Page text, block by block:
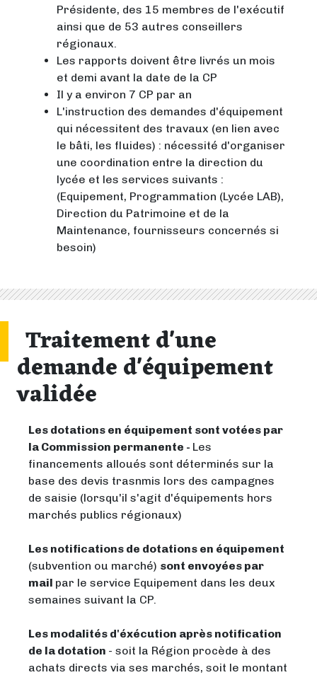
Présidente, des 15 membres de l'exécutif
ainsi que de 53 autres conseillers
régionaux.
Les rapports doivent être livrés un mois
et demi avant la date de la CP
Il y a environ 7 CP par an
L'instruction des demandes d'équipement
qui nécessitent des travaux (en lien avec
le bâti, les fluides) : nécessité d'organiser
une coordination entre la direction du
lycée et les services suivants :
(Equipement, Programmation (Lycée LAB),
Direction du Patrimoine et de la
Maintenance, fournisseurs concernés si
besoin)
Traitement d'une
demande d'équipement
validée
Les dotations en équipement sont votées par
la Commission permanente - Les
financements alloués sont déterminés sur la
base des devis trasnmis lors des campagnes
de saisie (lorsqu'il s'agit d'équipements hors
marchés publics régionaux)
Les notifications de dotations en équipement
(subvention ou marché) sont envoyées par
mail par le service Equipement dans les deux
semaines suivant la CP.
Les modalités d'éxécution après notification
de la dotation - soit la Région procède à des
achats directs via ses marchés, soit le montant